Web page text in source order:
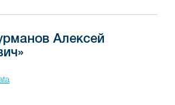
Алексей